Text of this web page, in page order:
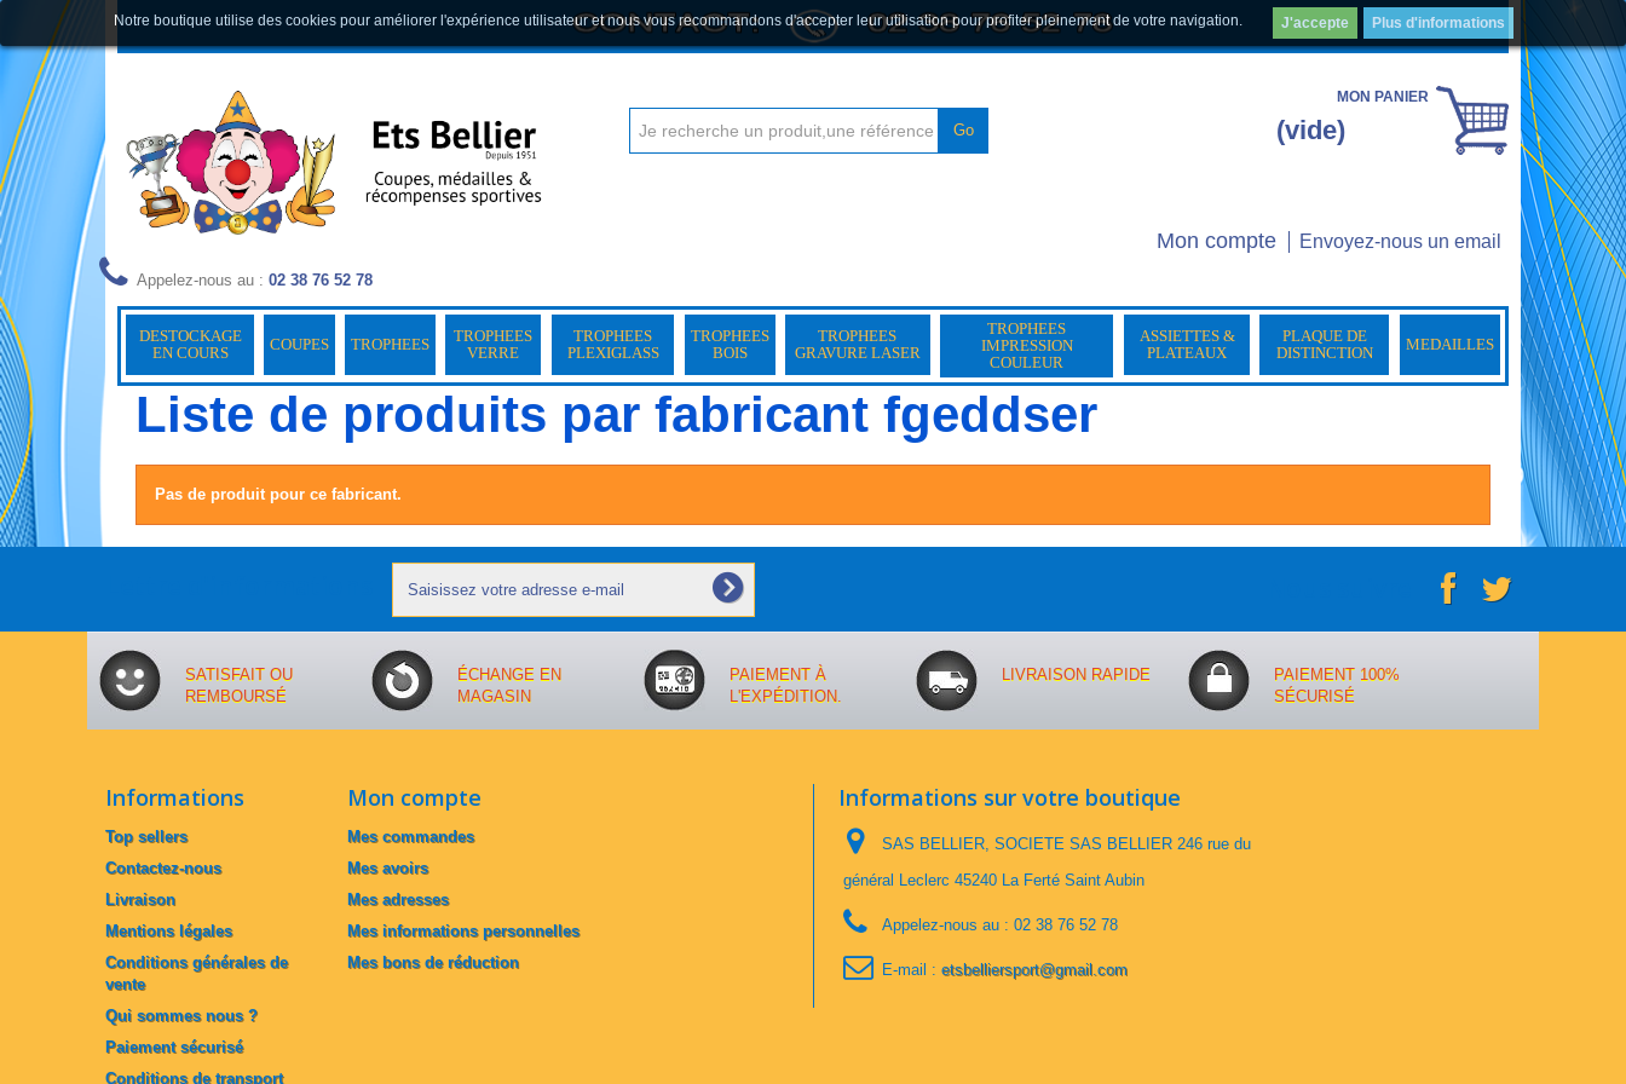
Go
MON PANIER
(vide)
Mon compte Envoyez-nous un email
Appelez-nous au : 02 38 76 52 78
DESTOCKAGE
EN COURS
COUPES TROPHEES
TROPHEES
VERRE
TROPHEES
PLEXIGLASS
TROPHEES
BOIS
TROPHEES
GRAVURE LASER
TROPHEES
IMPRESSION
COULEUR
ASSIETTES &
PLATEAUX
PLAQUE DE
DISTINCTION
MEDAILLES
Notre boutique utilise des cookies pour améliorer l'expérience utilisateur et nous vous recommandons d'accepter leur utilisation pour profiter pleinement de votre navigation. J'accepte Plus d'informations
Liste de produits par fabricant fgeddser
Pas de produit pour ce fabricant.
SATISFAIT OU
REMBOURSÉ
ÉCHANGE EN
MAGASIN
PAIEMENT À
L'EXPÉDITION.
LIVRAISON RAPIDE
PAIEMENT 100%
SÉCURISÉ
Informations
Top sellers
Contactez-nous
Livraison
Mentions légales
Conditions générales de
vente
Qui sommes nous ?
Paiement sécurisé
Conditions de transport
Mon compte
Mes commandes
Mes avoirs
Mes adresses
Mes informations personnelles
Mes bons de réduction
Informations sur votre boutique
SAS BELLIER, SOCIETE SAS BELLIER 246 rue du
général Leclerc 45240 La Ferté Saint Aubin
Appelez-nous au : 02 38 76 52 78
E-mail : etsbelliersport@gmail.com